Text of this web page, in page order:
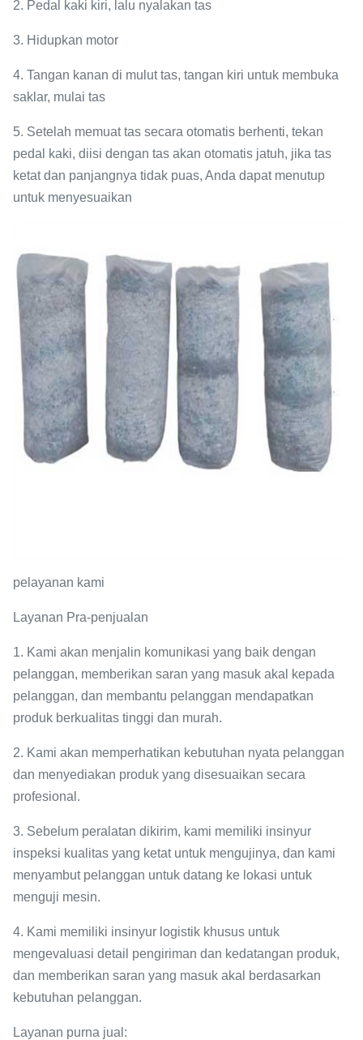
2. Pedal kaki kiri, lalu nyalakan tas
3. Hidupkan motor
4. Tangan kanan di mulut tas, tangan kiri untuk membuka
saklar, mulai tas
5. Setelah memuat tas secara otomatis berhenti, tekan
pedal kaki, diisi dengan tas akan otomatis jatuh, jika tas
ketat dan panjangnya tidak puas, Anda dapat menutup
untuk menyesuaikan
pelayanan kami
Layanan Pra-penjualan
1. Kami akan menjalin komunikasi yang baik dengan
pelanggan, memberikan saran yang masuk akal kepada
pelanggan, dan membantu pelanggan mendapatkan
produk berkualitas tinggi dan murah.
2. Kami akan memperhatikan kebutuhan nyata pelanggan
dan menyediakan produk yang disesuaikan secara
profesional.
3. Sebelum peralatan dikirim, kami memiliki insinyur
inspeksi kualitas yang ketat untuk mengujinya, dan kami
menyambut pelanggan untuk datang ke lokasi untuk
menguji mesin.
4. Kami memiliki insinyur logistik khusus untuk
mengevaluasi detail pengiriman dan kedatangan produk,
dan memberikan saran yang masuk akal berdasarkan
kebutuhan pelanggan.
Layanan purna jual: